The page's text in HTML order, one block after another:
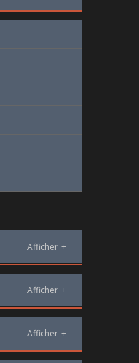
Afficher +
Afficher +
Afficher +